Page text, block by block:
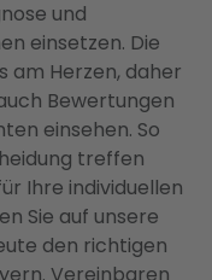
und
einsetzen. Die
am Herzen, daher
Bewertungen
einsehen. So
treffen
Ihre individuellen
Sie auf unsere
den richtigen